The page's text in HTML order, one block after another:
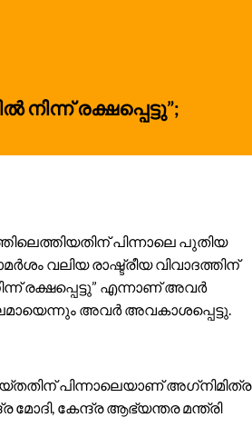
രക്ഷപ്പെട്ടു”;
പിന്നാലെ പുതിയ
വലിയ രാഷ്ട്രീയ വിവാദത്തിന്
രക്ഷപ്പെട്ടു” എന്നാണ് അവർ
അവർ അവകാശപ്പെട്ടു.
പിന്നാലെയാണ് അഗ്‌നിമിത്ര
കേന്ദ്ര ആഭ്യന്തര മന്ത്രി